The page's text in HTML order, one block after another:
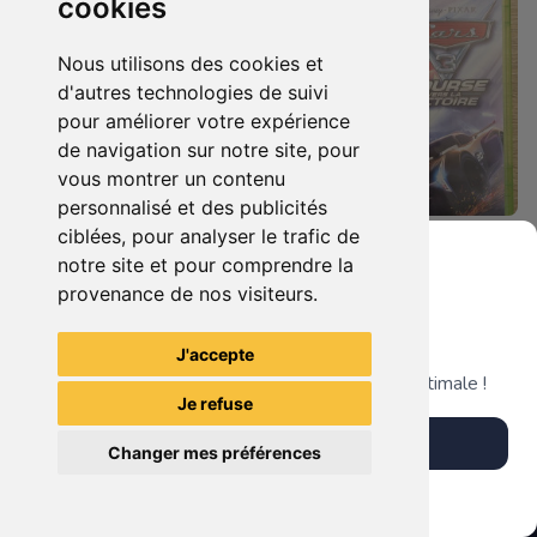
cookies
Nous utilisons des cookies et
d'autres technologies de suivi
pour améliorer votre expérience
de navigation sur notre site, pour
vous montrer un contenu
personnalisé et des publicités
ciblées, pour analyser le trafic de
notre site et pour comprendre la
provenance de nos visiteurs.
J'accepte
Je refuse
Changer mes préférences
19.90 € 0
Castlevania : Lords Of Shadow Xbox 360
19.90 €
TheGamingR83
Grenier du Geek
Télécharge notre app pour une expérience optimale !
Télécharger l'app